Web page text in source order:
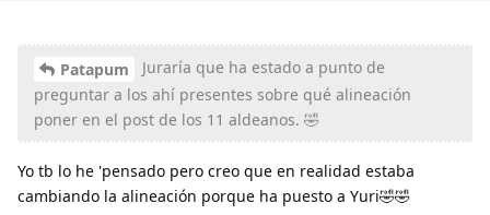
Patapum
Juraría que ha estado a punto de
preguntar a los ahí presentes sobre qué alineación
poner en el post de los 11 aldeanos. 🤣
Yo tb lo he 'pensado pero creo que en realidad estaba
cambiando la alineación porque ha puesto a Yuri🤣🤣